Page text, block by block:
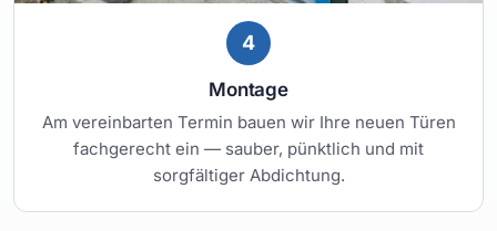
4
Montage
Am vereinbarten Termin bauen wir Ihre neuen Türen
fachgerecht ein — sauber, pünktlich und mit
sorgfältiger Abdichtung.